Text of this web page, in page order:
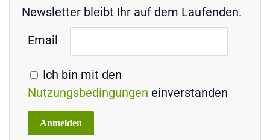
Newsletter bleibt Ihr auf dem Laufenden.
Email
Ich bin mit den
Nutzungsbedingungen einverstanden